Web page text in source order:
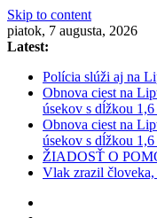
Skip to content
piatok, 7 augusta, 2026
Latest:
Polícia slúži aj na
Obnova ciest na
úsekov s dĺžkou
Obnova ciest na
úsekov s dĺžkou
ŽIADOSŤ O
Vlak zrazil